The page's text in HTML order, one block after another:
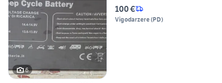
6
100 €
Vigodarzere(PD)